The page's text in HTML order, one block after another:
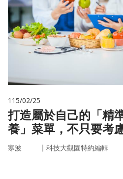
115/02/25
打造屬於自己的「精
養」菜單，不只要考
因，關鍵更在腸道微生
寒波 ｜ 科技大觀園特約編輯